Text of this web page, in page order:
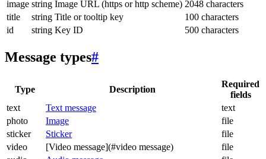
image string Image URL (https or http scheme) 2048 characters
title
string Title or tooltip key
100 characters
id
string Key ID 500 characters
Message types#
Type Description
Required
fields
text
Text message
text
photo
Image
file
sticker
Sticker
file
video
[Video message](#video message)
file